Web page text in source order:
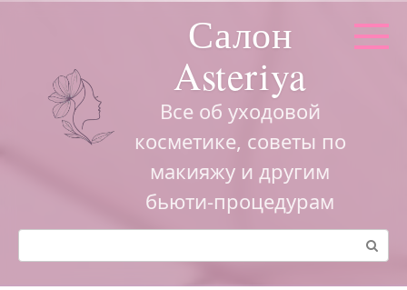
Салон
Asteriya
Все об уходовой
косметике, советы по
макияжу и другим
бьюти-процедурам
Поиск: